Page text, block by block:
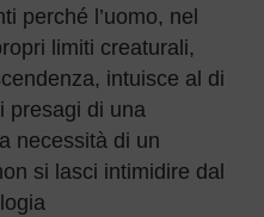
perché l’uomo, nel
limiti creaturali,
intuisce al di
presagi di una
necessità di un
si lasci intimidire dal